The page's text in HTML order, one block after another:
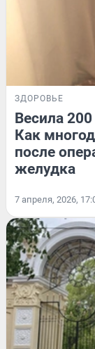
ЗДОРОВЬЕ
Весила
Как
после
желудка
7 апреля, 2026,